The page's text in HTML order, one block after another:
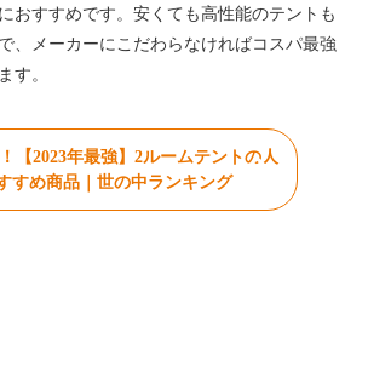
おすすめです。安くても高性能のテントも
、メーカーにこだわらなければコスパ最強
す。
【2023年最強】2ルームテントの人
すめ商品｜世の中ランキング